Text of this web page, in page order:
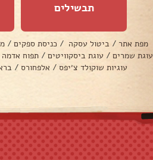
תבשילים
מפת אתר / ביטול עסקה / כניסת ספקים /
עוגת שמרים / עוגת ביסקוויטים / תפוח אדמה
עוגיות שוקולד צ׳יפס / אלפחורס /